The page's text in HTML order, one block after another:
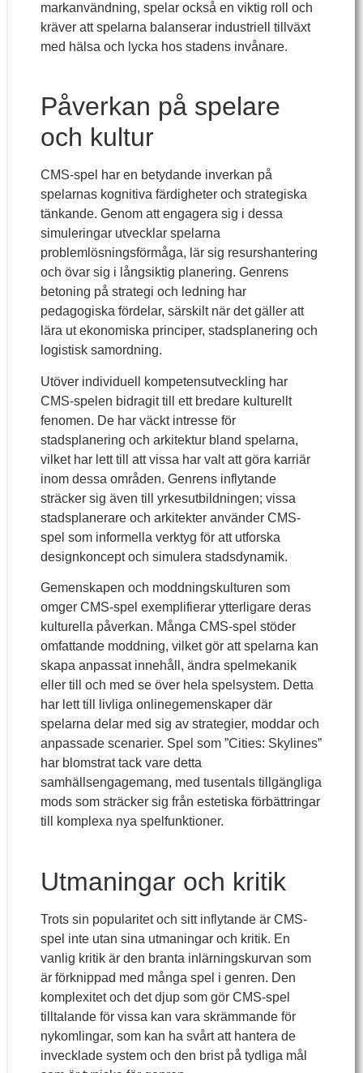
markanvändning, spelar också en viktig roll och
kräver att spelarna balanserar industriell tillväxt
med hälsa och lycka hos stadens invånare.
Påverkan på spelare
och kultur
CMS-spel har en betydande inverkan på
spelarnas kognitiva färdigheter och strategiska
tänkande. Genom att engagera sig i dessa
simuleringar utvecklar spelarna
problemlösningsförmåga, lär sig resurshantering
och övar sig i långsiktig planering. Genrens
betoning på strategi och ledning har
pedagogiska fördelar, särskilt när det gäller att
lära ut ekonomiska principer, stadsplanering och
logistisk samordning.
Utöver individuell kompetensutveckling har
CMS-spelen bidragit till ett bredare kulturellt
fenomen. De har väckt intresse för
stadsplanering och arkitektur bland spelarna,
vilket har lett till att vissa har valt att göra karriär
inom dessa områden. Genrens inflytande
sträcker sig även till yrkesutbildningen; vissa
stadsplanerare och arkitekter använder CMS-
spel som informella verktyg för att utforska
designkoncept och simulera stadsdynamik.
Gemenskapen och moddningskulturen som
omger CMS-spel exemplifierar ytterligare deras
kulturella påverkan. Många CMS-spel stöder
omfattande moddning, vilket gör att spelarna kan
skapa anpassat innehåll, ändra spelmekanik
eller till och med se över hela spelsystem. Detta
har lett till livliga onlinegemenskaper där
spelarna delar med sig av strategier, moddar och
anpassade scenarier. Spel som ”Cities: Skylines”
har blomstrat tack vare detta
samhällsengagemang, med tusentals tillgängliga
mods som sträcker sig från estetiska förbättringar
till komplexa nya spelfunktioner.
Utmaningar och kritik
Trots sin popularitet och sitt inflytande är CMS-
spel inte utan sina utmaningar och kritik. En
vanlig kritik är den branta inlärningskurvan som
är förknippad med många spel i genren. Den
komplexitet och det djup som gör CMS-spel
tilltalande för vissa kan vara skrämmande för
nykomlingar, som kan ha svårt att hantera de
invecklade system och den brist på tydliga mål